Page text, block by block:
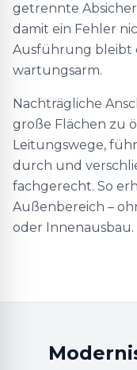
getrennte
damit ein Fehler
Ausführung bleibt
wartungsarm.
Nachträgliche
große Flächen zu
Leitungswege,
durch und
fachgerecht. So
Außenbereich –
oder Innenausbau.